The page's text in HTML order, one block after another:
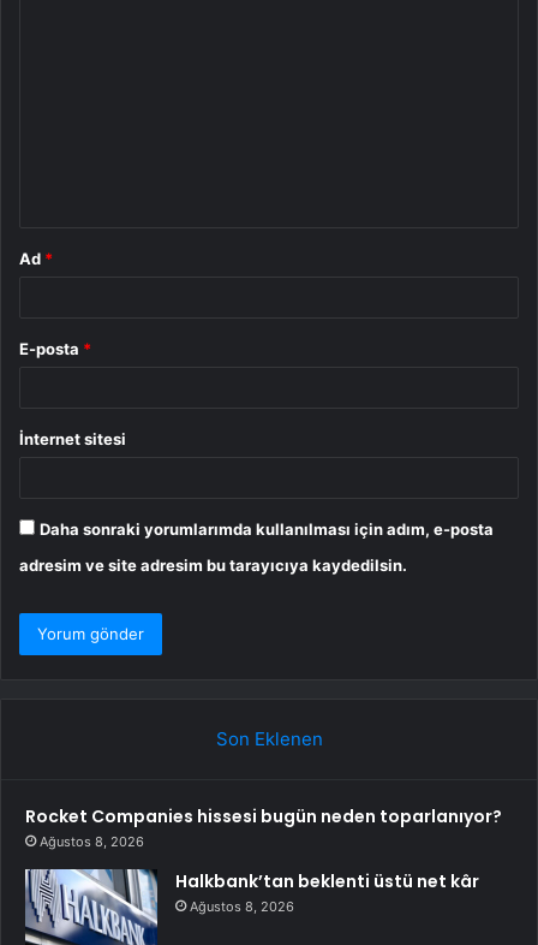
Ad *
E-posta *
İnternet sitesi
Daha sonraki yorumlarımda kullanılması için adım, e-posta
adresim ve site adresim bu tarayıcıya kaydedilsin.
Son Eklenen
Rocket Companies hissesi bugün neden toparlanıyor?
Ağustos 8, 2026
Halkbank’tan beklenti üstü net kâr
Ağustos 8, 2026